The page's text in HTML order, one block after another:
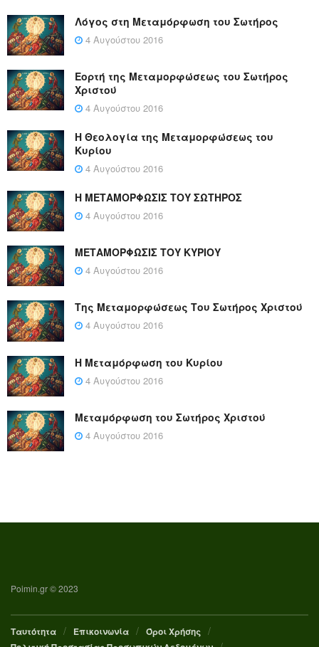
Λόγος στη Μεταμόρφωση του Σωτήρος
4 Αυγούστου 2016
Εορτή της Μεταμορφώσεως του Σωτήρος
Χριστού
4 Αυγούστου 2016
Η Θεολογία της Μεταμορφώσεως του
Κυρίου
4 Αυγούστου 2016
Η ΜΕΤΑΜΟΡΦΩΣΙΣ ΤΟΥ ΣΩΤΗΡΟΣ
4 Αυγούστου 2016
ΜΕΤΑΜΟΡΦΩΣΙΣ ΤΟΥ ΚΥΡΙΟΥ
4 Αυγούστου 2016
Της Μεταμορφώσεως Του Σωτήρος Χριστού
4 Αυγούστου 2016
Η Μεταμόρφωση του Κυρίου
4 Αυγούστου 2016
Μεταμόρφωση του Σωτήρος Χριστού
4 Αυγούστου 2016
Poimin.gr © 2023
Ταυτότητα Επικοινωνία
Όροι Χρήσης